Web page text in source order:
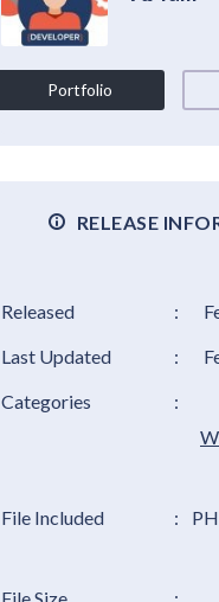
Portfolio
RELEASE
Released :
Last Updated
:
Categories
:
File Included
: